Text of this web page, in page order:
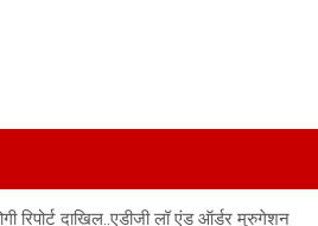
रिपोर्ट दाखिल..एडीजी लॉ एंड ऑर्डर मुरुगेशन